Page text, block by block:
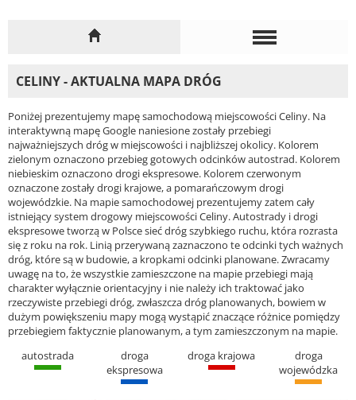
CELINY - AKTUALNA MAPA DRÓG
Poniżej prezentujemy mapę samochodową miejscowości Celiny. Na
interaktywną mapę Google naniesione zostały przebiegi
najważniejszych dróg w miejscowości i najbliższej okolicy. Kolorem
zielonym oznaczono przebieg gotowych odcinków autostrad. Kolorem
niebieskim oznaczono drogi ekspresowe. Kolorem czerwonym
oznaczone zostały drogi krajowe, a pomarańczowym drogi
wojewódzkie. Na mapie samochodowej prezentujemy zatem cały
istniejący system drogowy miejscowości Celiny. Autostrady i drogi
ekspresowe tworzą w Polsce sieć dróg szybkiego ruchu, która rozrasta
się z roku na rok. Linią przerywaną zaznaczono te odcinki tych ważnych
dróg, które są w budowie, a kropkami odcinki planowane. Zwracamy
uwagę na to, że wszystkie zamieszczone na mapie przebiegi mają
charakter wyłącznie orientacyjny i nie należy ich traktować jako
rzeczywiste przebiegi dróg, zwłaszcza dróg planowanych, bowiem w
dużym powiększeniu mapy mogą wystąpić znaczące różnice pomiędzy
przebiegiem faktycznie planowanym, a tym zamieszczonym na mapie.
autostrada
droga
ekspresowa
droga krajowa
droga
wojewódzka